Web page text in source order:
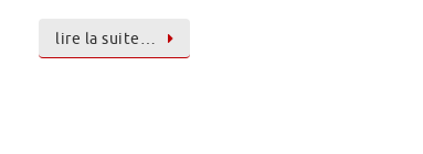
lire la suite…